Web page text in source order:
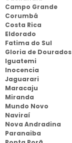
Campo Grande
Corumbá
Costa Rica
Eldorado
Fatima do Sul
Gloria de Dourados
Iguatemi
Inocencia
Jaguarari
Maracaju
Miranda
Mundo Novo
Naviraí
Nova Andradina
Paranaiba